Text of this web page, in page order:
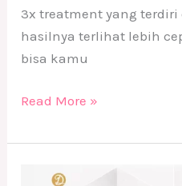
3x treatment yang
hasilnya terlihat lebih
bisa kamu
Read More »
Botox